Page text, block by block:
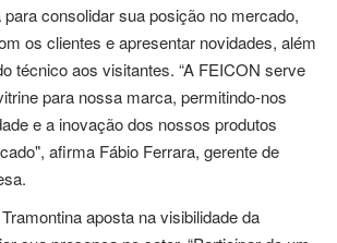
consolidar sua posição no mercado,
os clientes e apresentar novidades, além
técnico aos visitantes. “A FEICON serve
para nossa marca, permitindo-nos
e a inovação dos nossos produtos
afirma Fábio Ferrara, gerente de
aposta na visibilidade da